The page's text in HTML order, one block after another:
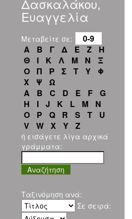
Δασκαλάκου,
Ευαγγελία
Μεταβείτε σε:
0-9
Α
Β Γ Δ Ε Ζ
Η
Θ
Ι Κ Λ Μ Ν
Ξ
Ο
Π Ρ Σ Τ Υ
Φ
Χ
Ψ
Ω
A
B C D E F
G
H
I J K L M
N
O
P Q R S T
U
V
W X Y Z
ή εισάγετε λίγα αρχικά
γράμματα:
Ταξινόμηση ανά:
Σε σειρά: